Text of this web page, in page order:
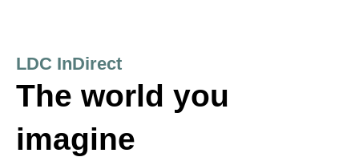
LDC InDirect
The world you
imagine